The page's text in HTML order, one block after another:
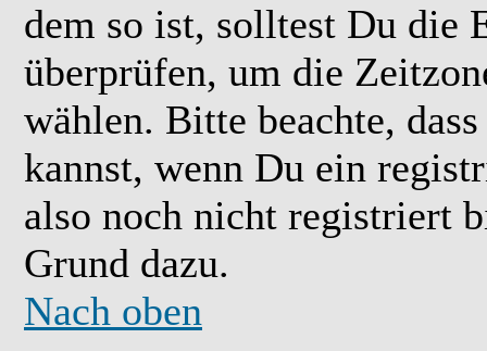
dem so ist, solltest Du die
überprüfen, um die
wählen. Bitte beachte,
kannst, wenn Du ein
also noch nicht registriert
Grund dazu.
Nach oben